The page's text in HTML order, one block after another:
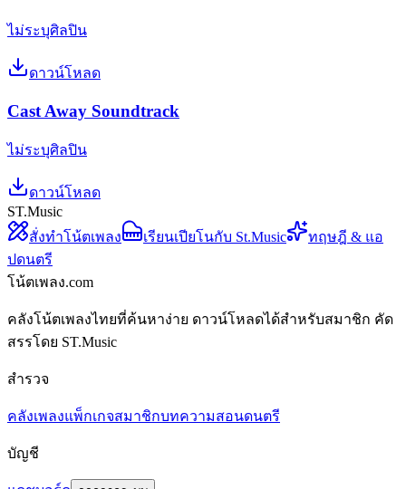
ไม่ระบุศิลปิน
ดาวน์โหลด
Cast Away Soundtrack
ไม่ระบุศิลปิน
ดาวน์โหลด
ST.Music
สั่งทำโน้ตเพลง
เรียนเปียโนกับ St.Music
ทฤษฎี & แอ
ปดนตรี
โน้ตเพลง.com
คลังโน้ตเพลงไทยที่ค้นหาง่าย ดาวน์โหลดได้สำหรับสมาชิก คัด
สรรโดย ST.Music
สำรวจ
คลังเพลงแพ็กเกจสมาชิกบทความสอนดนตรี
บัญชี